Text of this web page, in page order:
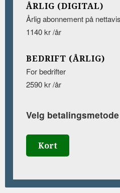
ÅRLIG (DIGITAL)
Årlig abonnement på nettavis
1140 kr /år
BEDRIFT (ÅRLIG)
For bedrifter
2590 kr /år
Velg betalingsmetode
Kort